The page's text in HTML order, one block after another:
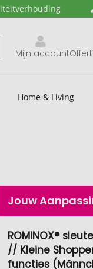
Mijn account
Home & Living
Jouw
ROMINOX®
// Kleine
functies